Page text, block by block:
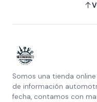
Somos una tienda
de información
fecha, contamos con